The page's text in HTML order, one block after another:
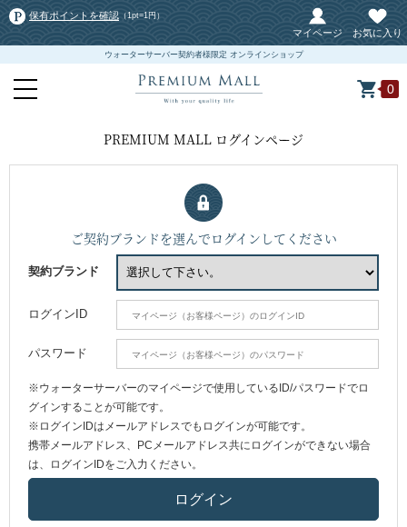
保有ポイントを確認 （1pt=1円）
マイページ お気に入り
ウォーターサーバー契約者様限定 オンラインショップ
0
PREMIUM MALL ログインページ
ご契約ブランドを選んでログインしてください
契約ブランド
ログインID
パスワード
※ウォーターサーバーのマイページで使用しているID/パスワードでロ
グインすることが可能です。
※ログインIDはメールアドレスでもログインが可能です。
携帯メールアドレス、PCメールアドレス共にログインができない場合
は、ログインIDをご入力ください。